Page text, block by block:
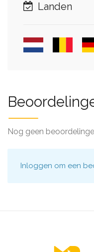
Landen
Nog geen
Inloggen om een